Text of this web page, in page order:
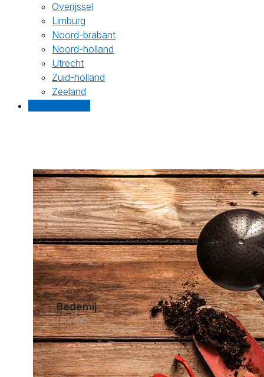
Overijssel
Limburg
Noord-brabant
Noord-holland
Utrecht
Zuid-holland
Zeeland
Bedemij
Haarlem